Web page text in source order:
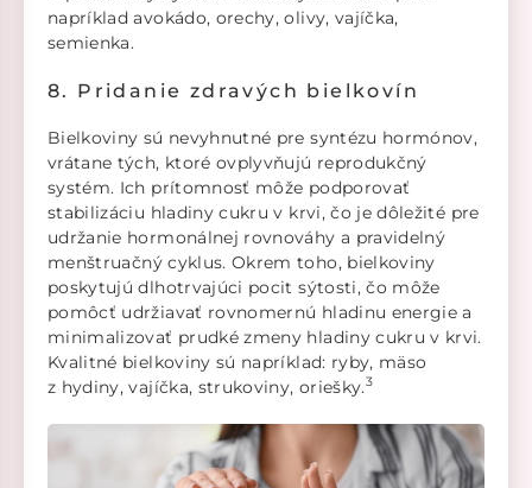
napríklad avokádo, orechy, olivy, vajíčka,
semienka.
8. Pridanie zdravých bielkovín
Bielkoviny sú nevyhnutné pre syntézu hormónov,
vrátane tých, ktoré ovplyvňujú reprodukčný
systém. Ich prítomnosť môže podporovať
stabilizáciu hladiny cukru v krvi, čo je dôležité pre
udržanie hormonálnej rovnováhy a pravidelný
menštruačný cyklus. Okrem toho, bielkoviny
poskytujú dlhotrvajúci pocit sýtosti, čo môže
pomôcť udržiavať rovnomernú hladinu energie a
minimalizovať prudké zmeny hladiny cukru v krvi.
Kvalitné bielkoviny sú napríklad: ryby, mäso
z hydiny, vajíčka, strukoviny, oriešky.3